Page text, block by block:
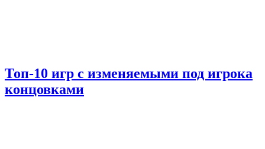
Топ-10 игр с изменяемыми под игрока
концовками